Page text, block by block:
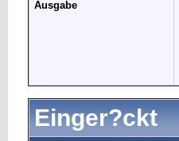
Ausgabe
Einger?ckt